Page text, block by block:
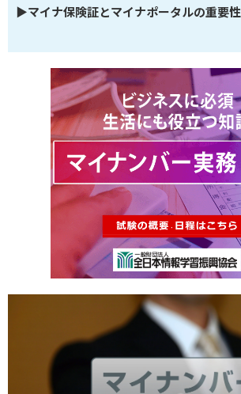
▶マイナ保険証とマイナポータルの重要性